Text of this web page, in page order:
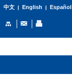
中文| English | Español